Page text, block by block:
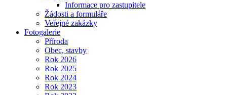
Informace pro zastupitele
Žádosti a formuláře
Veřejné zakázky
Fotogalerie
Příroda
Obec, stavby
Rok 2026
Rok 2025
Rok 2024
Rok 2023